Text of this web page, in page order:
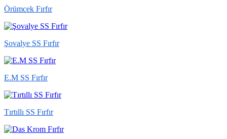
Örümcek Fırfır
Şovalye SS Fırfır
E.M SS Fırfır
Tırtıllı SS Fırfır